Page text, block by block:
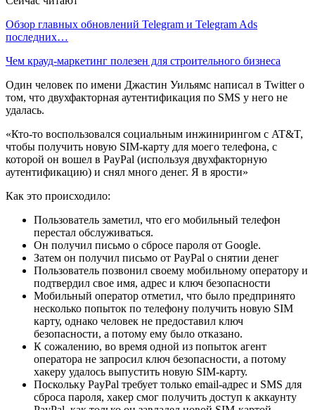
Обзор главных обновлений Telegram и Telegram Ads
последних…
Чем крауд-маркетинг полезен для строительного бизнеса
Один человек по имени Джастин Уильямс написал в Twitter о
том, что двухфакторная аутентификация по SMS у него не
удалась.
«Кто-то воспользовался социальным инжинирингом с AT&T,
чтобы получить новую SIM-карту для моего телефона, с
которой он вошел в PayPal (используя двухфакторную
аутентификацию) и снял много денег. Я в ярости»
Как это происходило:
Пользователь заметил, что его мобильный телефон
перестал обслуживаться.
Он получил письмо о сбросе пароля от Google.
Затем он получил письмо от PayPal о снятии денег
Пользователь позвонил своему мобильному оператору и
подтвердил свое имя, адрес и ключ безопасности
Мобильный оператор отметил, что было предпринято
несколько попыток по телефону получить новую SIM
карту, однако человек не предоставил ключ
безопасности, а потому ему было отказано.
К сожалению, во время одной из попыток агент
оператора не запросил ключ безопасности, а потому
хакеру удалось выпустить новую SIM-карту.
Поскольку PayPal требует только email-адрес и SMS для
сброса пароля, хакер смог получить доступ к аккаунту